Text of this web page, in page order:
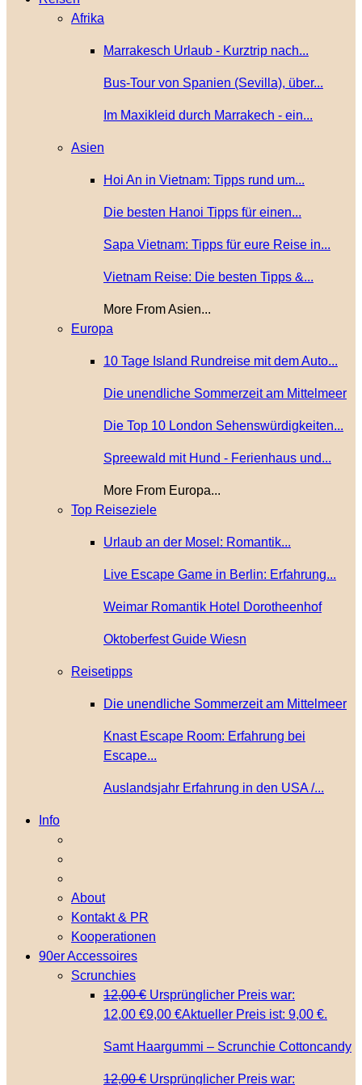
Afrika
Marrakesch Urlaub - Kurztrip nach...
Bus-Tour von Spanien (Sevilla), über...
Im Maxikleid durch Marrakech - ein...
Asien
Hoi An in Vietnam: Tipps rund um...
Die besten Hanoi Tipps für einen...
Sapa Vietnam: Tipps für eure Reise in...
Vietnam Reise: Die besten Tipps &...
More From Asien...
Europa
10 Tage Island Rundreise mit dem Auto...
Die unendliche Sommerzeit am Mittelmeer
Die Top 10 London Sehenswürdigkeiten...
Spreewald mit Hund - Ferienhaus und...
More From Europa...
Top Reiseziele
Urlaub an der Mosel: Romantik...
Live Escape Game in Berlin: Erfahrung...
Weimar Romantik Hotel Dorotheenhof
Oktoberfest Guide Wiesn
Reisetipps
Die unendliche Sommerzeit am Mittelmeer
Knast Escape Room: Erfahrung bei
Escape...
Auslandsjahr Erfahrung in den USA /...
Info
About
Kontakt & PR
Kooperationen
90er Accessoires
Scrunchies
12,00€ Ursprünglicher Preis war:
12,00 €9,00 €Aktueller Preis ist: 9,00 €.
Samt Haargummi – Scrunchie Cottoncandy
12,00€ Ursprünglicher Preis war: